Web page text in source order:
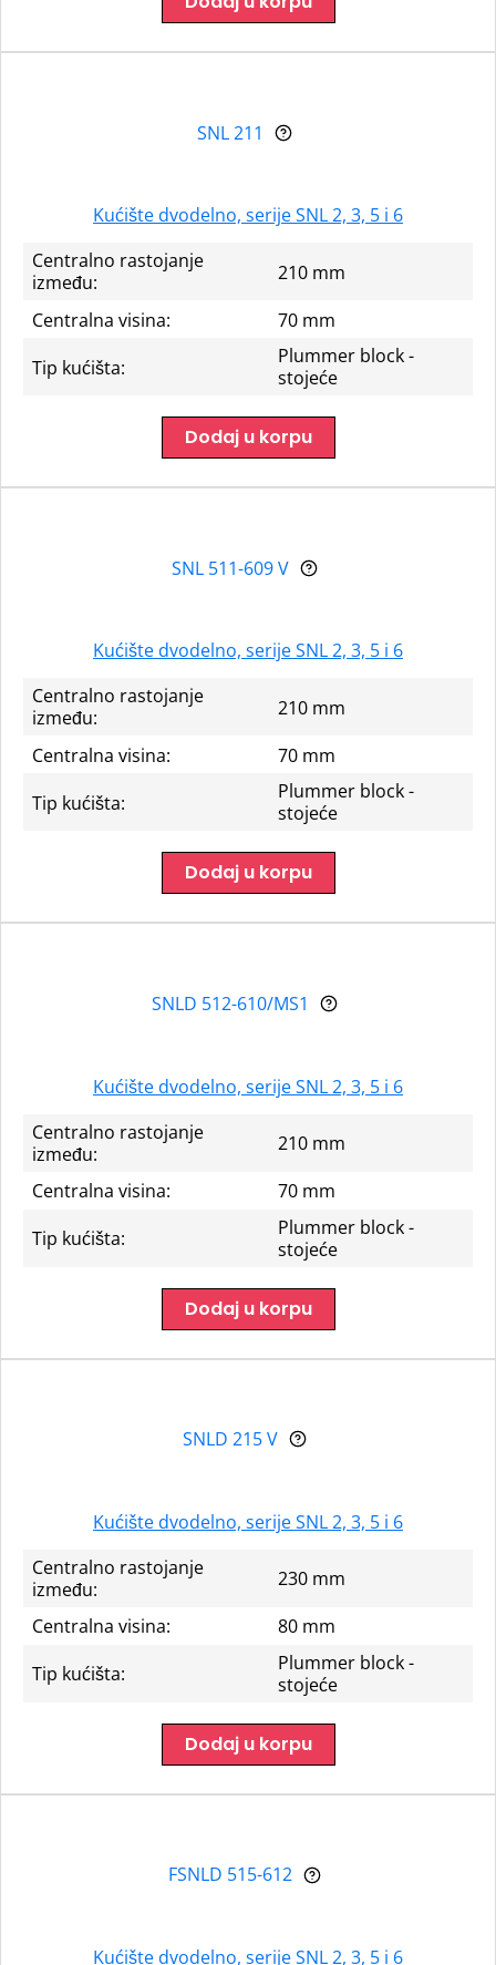
SNL 211
Kućište dvodelno, serije SNL 2, 3, 5 i 6
Centralno rastojanje
između:
210 mm
Centralna visina:
70 mm
Tip kućišta:
Plummer block -
stojeće
Dodaj u korpu
SNL 511-609 V
Kućište dvodelno, serije SNL 2, 3, 5 i 6
Centralno rastojanje
između:
210 mm
Centralna visina:
70 mm
Tip kućišta:
Plummer block -
stojeće
Dodaj u korpu
SNLD 512-610/MS1
Kućište dvodelno, serije SNL 2, 3, 5 i 6
Centralno rastojanje
između:
210 mm
Centralna visina:
70 mm
Tip kućišta:
Plummer block -
stojeće
Dodaj u korpu
SNLD 215 V
Kućište dvodelno, serije SNL 2, 3, 5 i 6
Centralno rastojanje
između:
230 mm
Centralna visina:
80 mm
Tip kućišta:
Plummer block -
stojeće
Dodaj u korpu
FSNLD 515-612
Kućište dvodelno, serije SNL 2, 3, 5 i 6